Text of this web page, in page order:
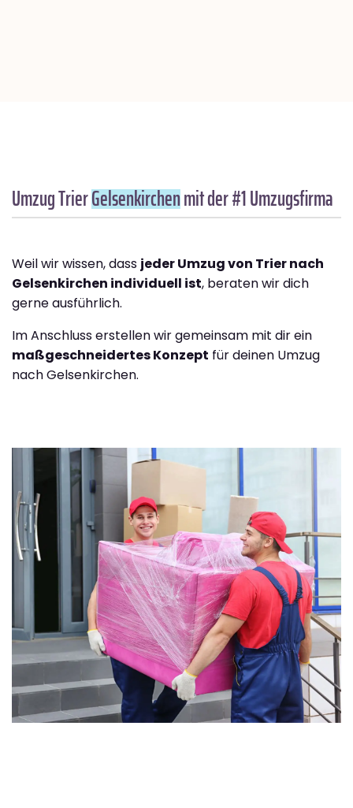
Umzug TrierGelsenkirchenmit der #1 Umzugsfirma
Weil wir wissen, dass jeder Umzug von Trier nach
Gelsenkirchen individuell ist, beraten wir dich
gerne ausführlich.
Im Anschluss erstellen wir gemeinsam mit dir ein
maßgeschneidertes Konzept für deinen Umzug
nach Gelsenkirchen.